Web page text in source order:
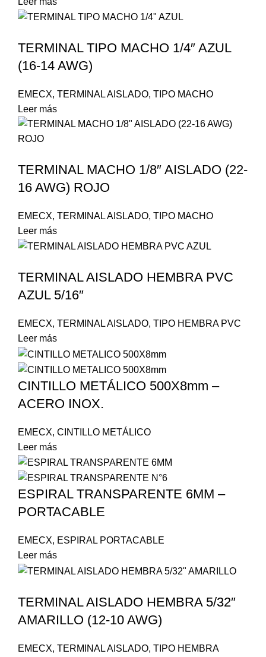
TERMINAL TIPO MACHO 1/4″ AZUL
(16-14 AWG)
EMECX, TERMINAL AISLADO, TIPO MACHO
Leer más
TERMINAL MACHO 1/8″ AISLADO (22-
16 AWG) ROJO
EMECX, TERMINAL AISLADO, TIPO MACHO
Leer más
TERMINAL AISLADO HEMBRA PVC
AZUL 5/16″
EMECX, TERMINAL AISLADO, TIPO HEMBRA PVC
Leer más
CINTILLO METÁLICO 500X8mm –
ACERO INOX.
EMECX, CINTILLO METÁLICO
Leer más
ESPIRAL TRANSPARENTE 6MM –
PORTACABLE
EMECX, ESPIRAL PORTACABLE
Leer más
TERMINAL AISLADO HEMBRA 5/32″
AMARILLO (12-10 AWG)
EMECX, TERMINAL AISLADO, TIPO HEMBRA